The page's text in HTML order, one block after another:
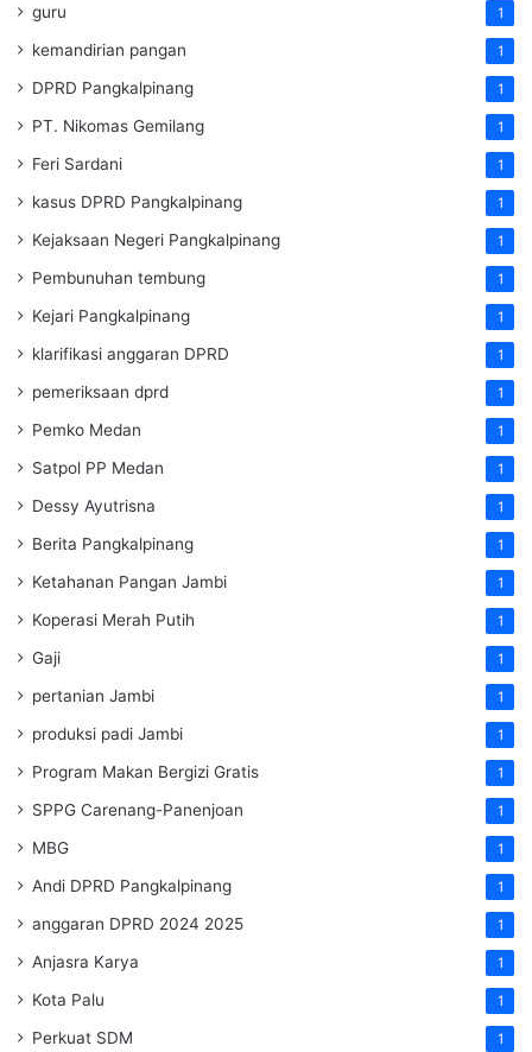
guru 1
kemandirian pangan 1
DPRD Pangkalpinang 1
PT. Nikomas Gemilang 1
Feri Sardani 1
kasus DPRD Pangkalpinang 1
Kejaksaan Negeri Pangkalpinang 1
Pembunuhan tembung 1
Kejari Pangkalpinang 1
klarifikasi anggaran DPRD 1
pemeriksaan dprd 1
Pemko Medan 1
Satpol PP Medan 1
Dessy Ayutrisna 1
Berita Pangkalpinang 1
Ketahanan Pangan Jambi 1
Koperasi Merah Putih 1
Gaji 1
pertanian Jambi 1
produksi padi Jambi 1
Program Makan Bergizi Gratis 1
SPPG Carenang-Panenjoan 1
MBG 1
Andi DPRD Pangkalpinang 1
anggaran DPRD 2024 2025 1
Anjasra Karya 1
Kota Palu 1
Perkuat SDM 1